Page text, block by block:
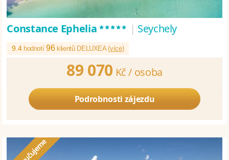
Constance Ephelia***** | Seychely
9.4 hodnotí96klientů DELUXEA (více)
89 070 Kč / osoba
Podrobnosti zájezdu